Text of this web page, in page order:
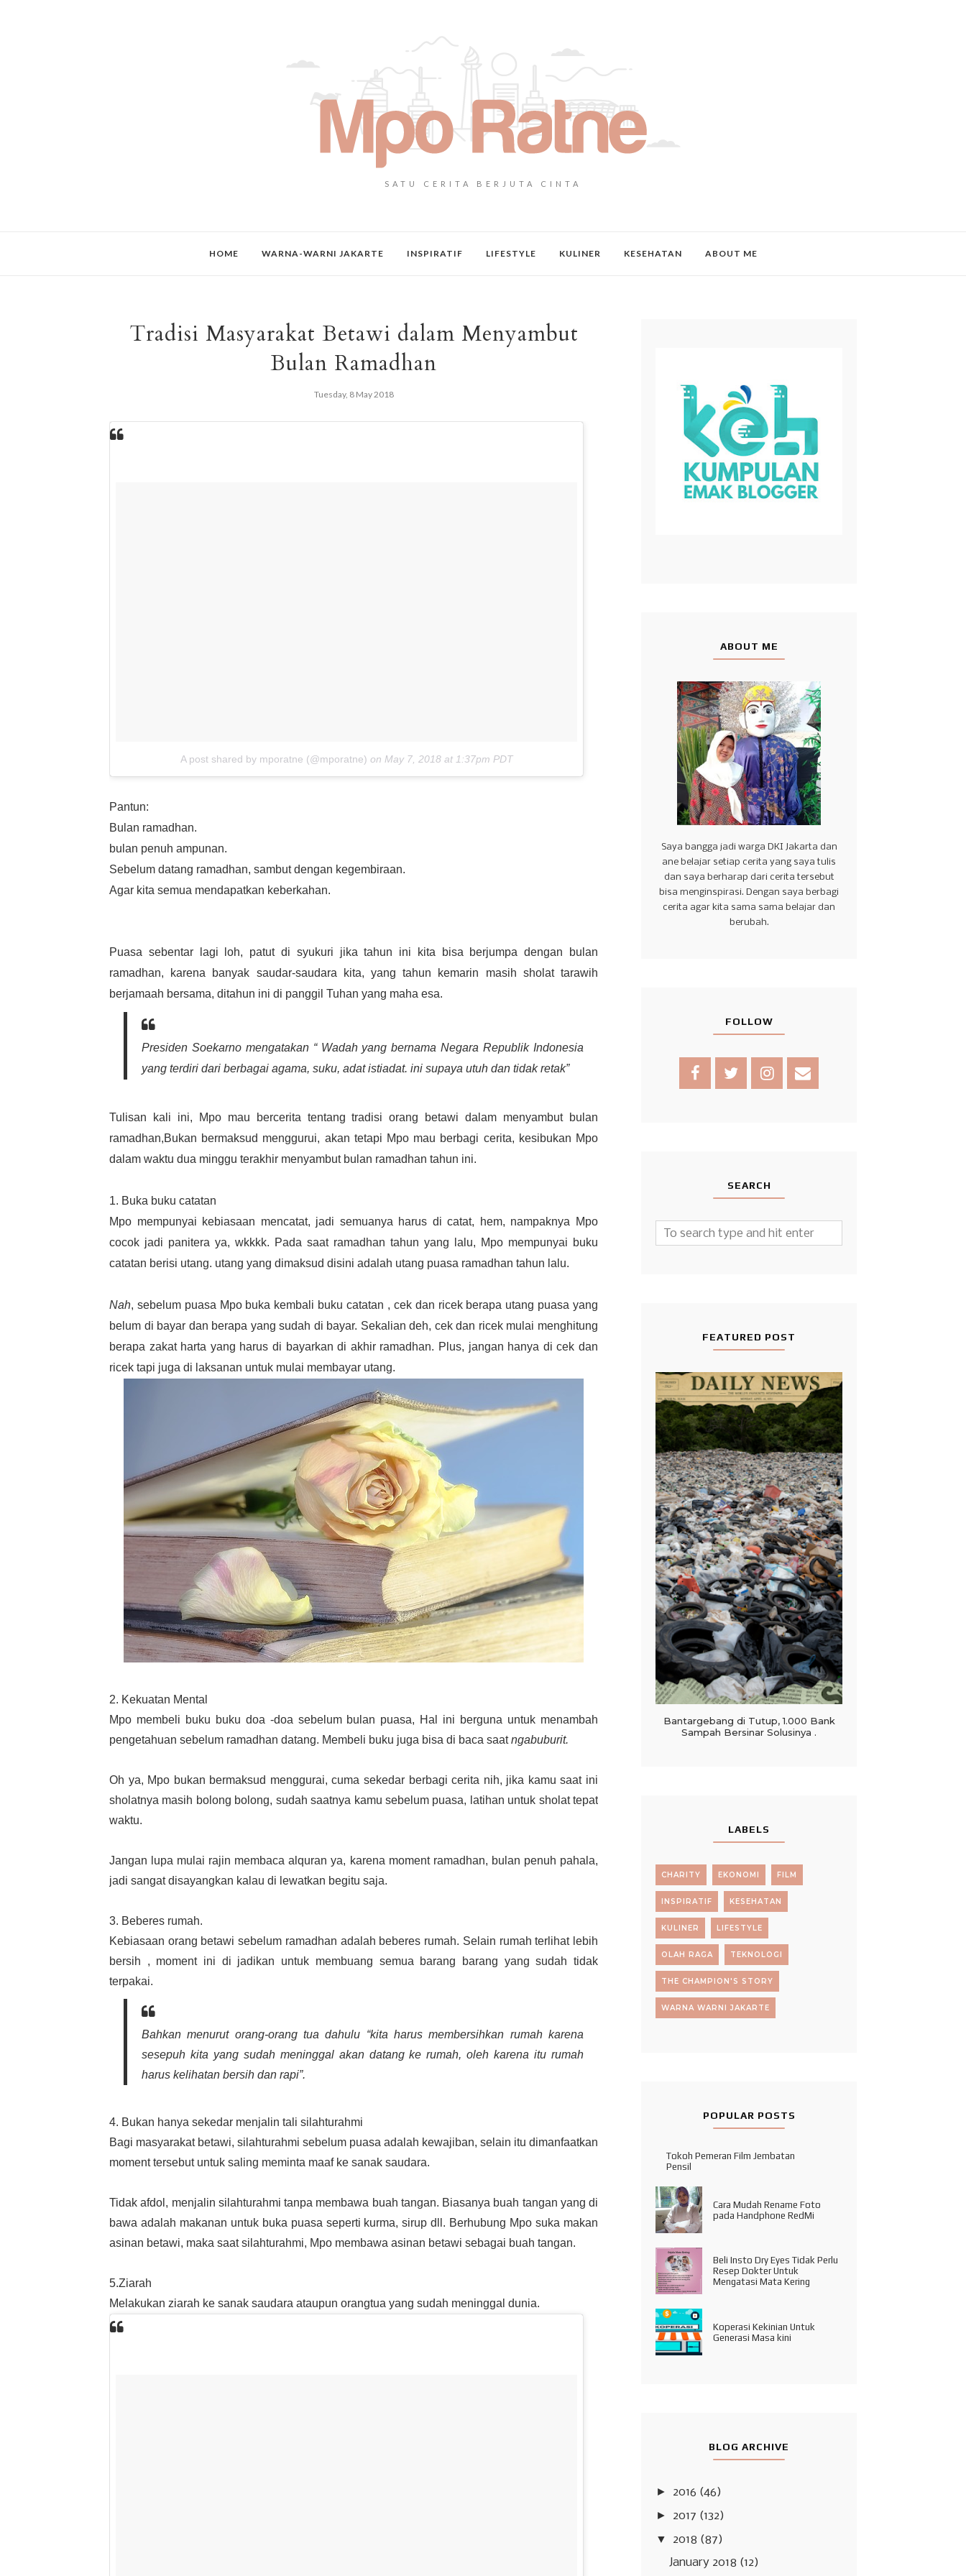
SATU CERITA BERJUTA CINTA
HOME WARNA-WARNI JAKARTE INSPIRATIF LIFESTYLE KULINER KESEHATAN ABOUT ME
Tradisi Masyarakat Betawi dalam Menyambut
Bulan Ramadhan
Tuesday, 8 May 2018
A post shared by mporatne (@mporatne) on May 7, 2018 at 1:37pm PDT
Pantun:
Bulan ramadhan.
bulan penuh ampunan.
Sebelum datang ramadhan, sambut dengan kegembiraan.
Agar kita semua mendapatkan keberkahan.
Puasa sebentar lagi loh, patut di syukuri jika tahun ini kita bisa berjumpa dengan bulan
ramadhan, karena banyak saudar-saudara kita, yang tahun kemarin masih sholat tarawih
berjamaah bersama, ditahun ini di panggil Tuhan yang maha esa.
Presiden Soekarno mengatakan “ Wadah yang bernama Negara Republik Indonesia
yang terdiri dari berbagai agama, suku, adat istiadat. ini supaya utuh dan tidak retak”
Tulisan kali ini, Mpo mau bercerita tentang tradisi orang betawi dalam menyambut bulan
ramadhan,Bukan bermaksud menggurui, akan tetapi Mpo mau berbagi cerita, kesibukan Mpo
dalam waktu dua minggu terakhir menyambut bulan ramadhan tahun ini.
1. Buka buku catatan
Mpo mempunyai kebiasaan mencatat, jadi semuanya harus di catat, hem, nampaknya Mpo
cocok jadi panitera ya, wkkkk. Pada saat ramadhan tahun yang lalu, Mpo mempunyai buku
catatan berisi utang. utang yang dimaksud disini adalah utang puasa ramadhan tahun lalu.
Nah, sebelum puasa Mpo buka kembali buku catatan , cek dan ricek berapa utang puasa yang
belum di bayar dan berapa yang sudah di bayar. Sekalian deh, cek dan ricek mulai menghitung
berapa zakat harta yang harus di bayarkan di akhir ramadhan. Plus, jangan hanya di cek dan
ricek tapi juga di laksanan untuk mulai membayar utang.
2. Kekuatan Mental
Mpo membeli buku buku doa -doa sebelum bulan puasa, Hal ini berguna untuk menambah
pengetahuan sebelum ramadhan datang. Membeli buku juga bisa di baca saatngabuburit.
Oh ya, Mpo bukan bermaksud menggurai, cuma sekedar berbagi cerita nih, jika kamu saat ini
sholatnya masih bolong bolong, sudah saatnya kamu sebelum puasa, latihan untuk sholat tepat
waktu.
Jangan lupa mulai rajin membaca alquran ya, karena moment ramadhan, bulan penuh pahala,
jadi sangat disayangkan kalau di lewatkan begitu saja.
3. Beberes rumah.
Kebiasaan orang betawi sebelum ramadhan adalah beberes rumah. Selain rumah terlihat lebih
bersih , moment ini di jadikan untuk membuang semua barang barang yang sudah tidak
terpakai.
Bahkan menurut orang-orang tua dahulu “kita harus membersihkan rumah karena
sesepuh kita yang sudah meninggal akan datang ke rumah, oleh karena itu rumah
harus kelihatan bersih dan rapi”.
4. Bukan hanya sekedar menjalin tali silahturahmi
Bagi masyarakat betawi, silahturahmi sebelum puasa adalah kewajiban, selain itu dimanfaatkan
moment tersebut untuk saling meminta maaf ke sanak saudara.
Tidak afdol, menjalin silahturahmi tanpa membawa buah tangan. Biasanya buah tangan yang di
bawa adalah makanan untuk buka puasa seperti kurma, sirup dll. Berhubung Mpo suka makan
asinan betawi, maka saat silahturahmi, Mpo membawa asinan betawi sebagai buah tangan.
5.Ziarah
Melakukan ziarah ke sanak saudara ataupun orangtua yang sudah meninggal dunia.
ABOUT ME
Saya bangga jadi warga DKI Jakarta dan
ane belajar setiap cerita yang saya tulis
dan saya berharap dari cerita tersebut
bisa menginspirasi. Dengan saya berbagi
cerita agar kita sama sama belajar dan
berubah.
FOLLOW
SEARCH
FEATURED POST
Bantargebang di Tutup, 1.000 Bank
Sampah Bersinar Solusinya .
LABELS
CHARITY EKONOMI FILM
INSPIRATIF KESEHATAN
KULINER LIFESTYLE
OLAH RAGA TEKNOLOGI
THE CHAMPION'S STORY
WARNA WARNI JAKARTE
POPULAR POSTS
Tokoh Pemeran Film Jembatan
Pensil
Cara Mudah Rename Foto
pada Handphone RedMi
Beli Insto Dry Eyes Tidak Perlu
Resep Dokter Untuk
Mengatasi Mata Kering
Koperasi Kekinian Untuk
Generasi Masa kini
BLOG ARCHIVE
► 2016 (46)
► 2017 (132)
▼ 2018 (87)
January 2018 (12)